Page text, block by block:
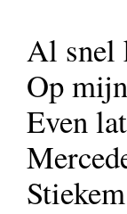
Al snel
Op
Even